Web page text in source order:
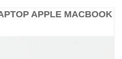
APPLE MACBOOK